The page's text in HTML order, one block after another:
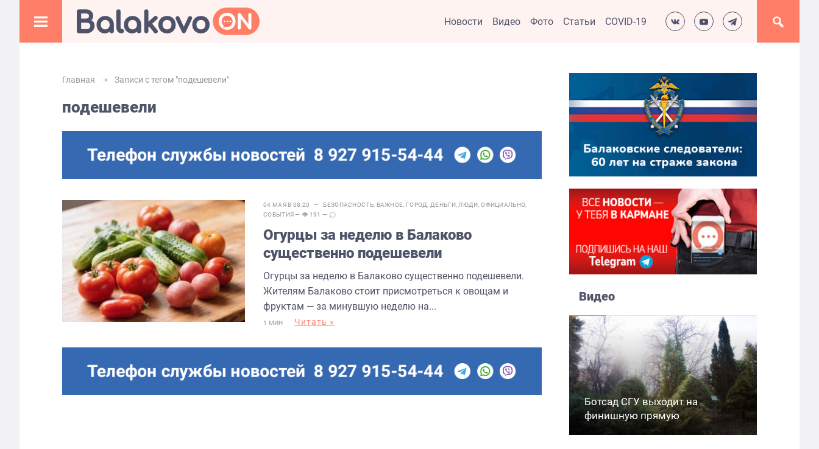
Новости Видео Фото Статьи COVID-19
Главная Записи с тегом "подешевели"
подешевели
04 МАЯ В 08:20 — БЕЗОПАСНОСТЬ, ВАЖНОЕ ГОРОД ДЕНЬГИ, ЛЮДИ ,ОФИЦИАЛЬНО
СОБЫТИЯ— 👁 191 —
Огурцы за неделю в Балаково
существенно подешевели
Огурцы за неделю в Балаково существенно подешевели.
Жителям Балаково стоит присмотреться к овощам и
фруктам — за минувшую неделю на...
1 МИН Читать »
Видео
Ботсад СГУ выходит на
финишную прямую